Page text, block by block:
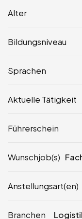
Alter
Bildungsniveau
Sprachen
Aktuelle Tätigkeit
Führerschein
Wunschjob(s)
Anstellungsart(en)
Branchen